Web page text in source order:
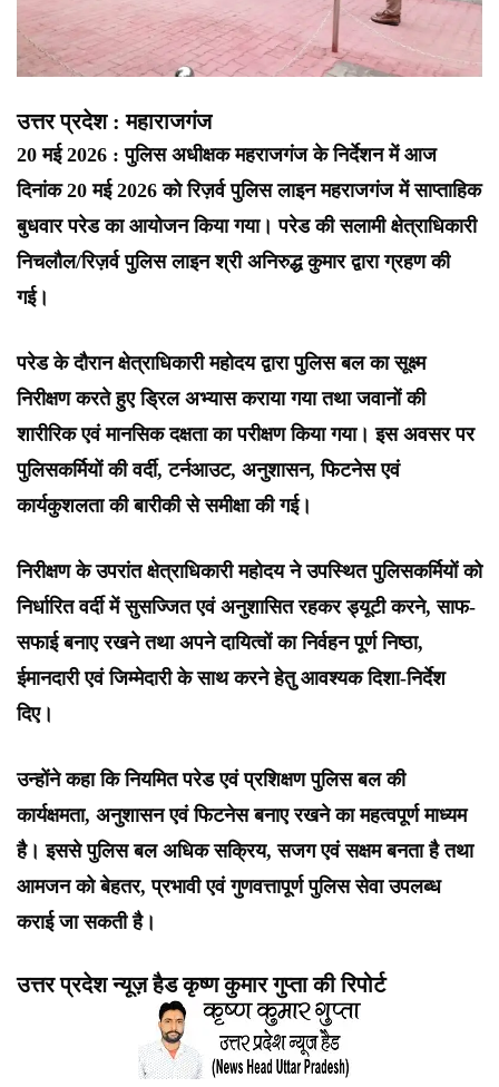
उत्तर प्रदेश : महाराजगंज
20 मई 2026 : पुलिस अधीक्षक महराजगंज के निर्देशन में आज
दिनांक 20 मई 2026 को रिज़र्व पुलिस लाइन महराजगंज में साप्ताहिक
बुधवार परेड का आयोजन किया गया। परेड की सलामी क्षेत्राधिकारी
निचलौल/रिज़र्व पुलिस लाइन श्री अनिरुद्ध कुमार द्वारा ग्रहण की
गई।
परेड के दौरान क्षेत्राधिकारी महोदय द्वारा पुलिस बल का सूक्ष्म
निरीक्षण करते हुए ड्रिल अभ्यास कराया गया तथा जवानों की
शारीरिक एवं मानसिक दक्षता का परीक्षण किया गया। इस अवसर पर
पुलिसकर्मियों की वर्दी, टर्नआउट, अनुशासन, फिटनेस एवं
कार्यकुशलता की बारीकी से समीक्षा की गई।
निरीक्षण के उपरांत क्षेत्राधिकारी महोदय ने उपस्थित पुलिसकर्मियों को
निर्धारित वर्दी में सुसज्जित एवं अनुशासित रहकर ड्यूटी करने, साफ-
सफाई बनाए रखने तथा अपने दायित्वों का निर्वहन पूर्ण निष्ठा,
ईमानदारी एवं जिम्मेदारी के साथ करने हेतु आवश्यक दिशा-निर्देश
दिए।
उन्होंने कहा कि नियमित परेड एवं प्रशिक्षण पुलिस बल की
कार्यक्षमता, अनुशासन एवं फिटनेस बनाए रखने का महत्वपूर्ण माध्यम
है। इससे पुलिस बल अधिक सक्रिय, सजग एवं सक्षम बनता है तथा
आमजन को बेहतर, प्रभावी एवं गुणवत्तापूर्ण पुलिस सेवा उपलब्ध
कराई जा सकती है।
उत्तर प्रदेश न्यूज़ हैड कृष्ण कुमार गुप्ता की रिपोर्ट